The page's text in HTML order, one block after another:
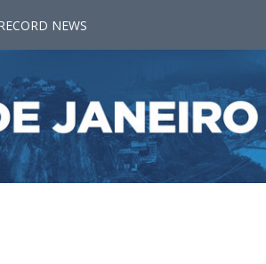
NEWS